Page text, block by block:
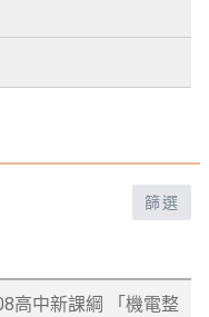
篩選
高中新課綱 「機電整